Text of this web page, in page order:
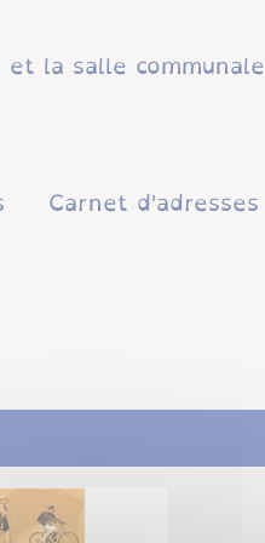
la salle communale
Carnet d'adresses